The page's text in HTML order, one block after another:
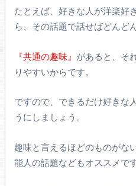
たとえば、好きな人が洋楽好
ら、その話題で話せばどんど
『共通の趣味』 があると、そ
りやすいからです。
ですので、できるだけ好きな
うにしましょう。
趣味と言えるほどのものがな
能人の話題などもオススメです